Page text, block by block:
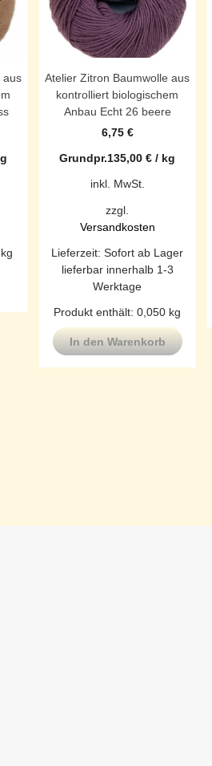
aus
kg
Atelier Zitron Baumwolle aus
kontrolliert biologischem
Anbau Echt 26 beere
6,75 €
Grundpr.135,00 € / kg
inkl. MwSt.
zzgl.
Versandkosten
Lieferzeit: Sofort ab Lager
lieferbar innerhalb 1-3
Werktage
Produkt enthält: 0,050 kg
In den Warenkorb